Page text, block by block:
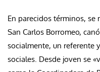
En parecidos términos, se
San Carlos Borromeo,
socialmente, un referente
sociales. Desde joven se